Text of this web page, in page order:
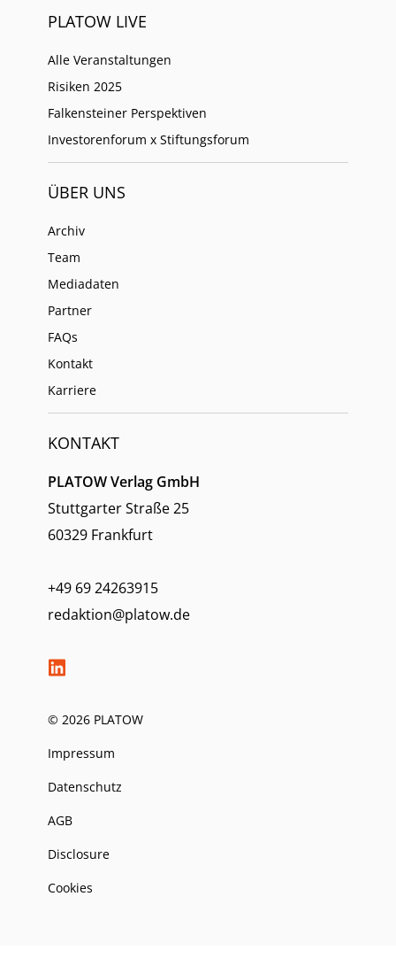
PLATOW LIVE
Alle Veranstaltungen
Risiken 2025
Falkensteiner Perspektiven
Investorenforum x Stiftungsforum
ÜBER UNS
Archiv
Team
Mediadaten
Partner
FAQs
Kontakt
Karriere
KONTAKT
PLATOW Verlag GmbH
Stuttgarter Straße 25
60329 Frankfurt
+49 69 24263915
redaktion@platow.de
© 2026 PLATOW
Impressum
Datenschutz
AGB
Disclosure
Cookies